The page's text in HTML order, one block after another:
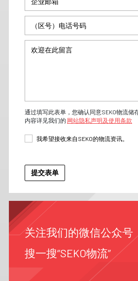
通过填写此表单，您确认同意SEKO物流储
内容详见我们的 网站隐私声明及使用条款
我希望接收来自SEKO的物流资讯。
关注我们的微信公众号
搜一搜“SEKO物流”